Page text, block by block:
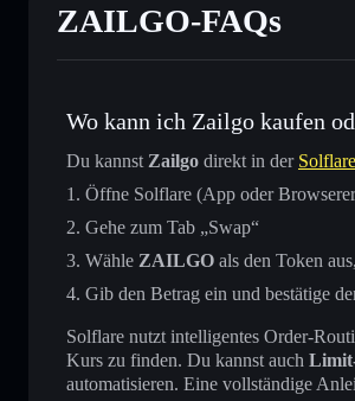
ZAILGO-FAQs
Wo kann ich Zailgo kaufen
Du kannst Zailgo direkt in der
Öffne Solflare (App oder
Gehe zum Tab „Swap“
Wähle ZAILGO als den Token
Gib den Betrag ein und bestätige
Solflare nutzt intelligentes Order-
Kurs zu finden. Du kannst auch
automatisieren. Eine vollständige